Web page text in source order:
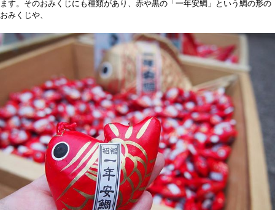
ます。そのおみくじにも種類があり、赤や黒の「一年安鯛」という鯛の形の
おみくじや、